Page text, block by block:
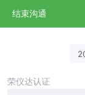
结束沟通
荣仪达认证